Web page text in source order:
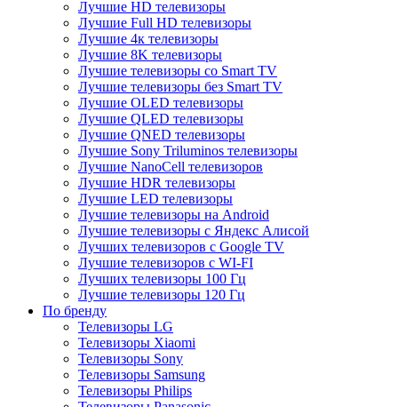
Лучшие HD телевизоры
Лучшие Full HD телевизоры
Лучшие 4к телевизоры
Лучшие 8K телевизоры
Лучшие телевизоры со Smart TV
Лучшие телевизоры без Smart TV
Лучшие OLED телевизоры
Лучшие QLED телевизоры
Лучшие QNED телевизоры
Лучшие Sony Triluminos телевизоры
Лучшие NanoCell телевизоров
Лучшие HDR телевизоры
Лучшие LED телевизоры
Лучшие телевизоры на Android
Лучшие телевизоры с Яндекс Алисой
Лучших телевизоров с Google TV
Лучшие телевизоров с WI-FI
Лучших телевизоры 100 Гц
Лучшие телевизоры 120 Гц
По бренду
Телевизоры LG
Телевизоры Xiaomi
Телевизоры Sony
Телевизоры Samsung
Телевизоры Philips